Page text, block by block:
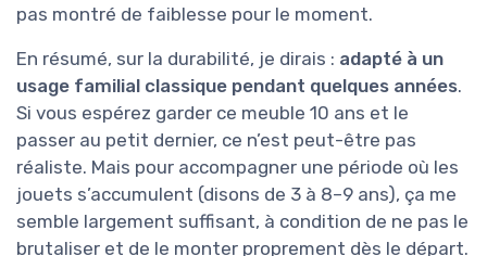
pas montré de faiblesse pour le moment.
En résumé, sur la durabilité, je dirais : adapté à un
usage familial classique pendant quelques années.
Si vous espérez garder ce meuble 10 ans et le
passer au petit dernier, ce n’est peut-être pas
réaliste. Mais pour accompagner une période où les
jouets s’accumulent (disons de 3 à 8–9 ans), ça me
semble largement suffisant, à condition de ne pas le
brutaliser et de le monter proprement dès le départ.